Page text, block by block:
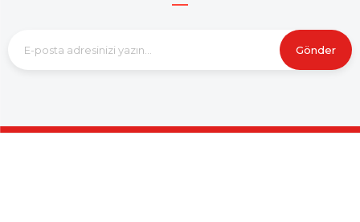
Gönder